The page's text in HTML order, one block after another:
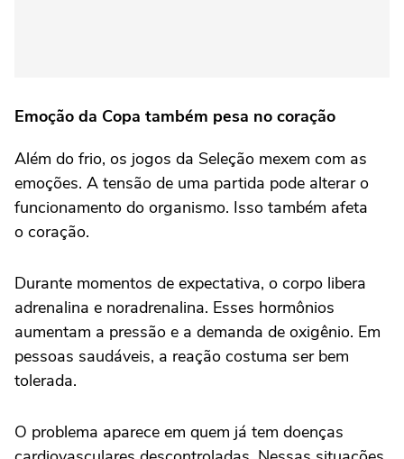
Emoção da Copa também pesa no coração
Além do frio, os jogos da Seleção mexem com as
emoções. A tensão de uma partida pode alterar o
funcionamento do organismo. Isso também afeta
o coração.
Durante momentos de expectativa, o corpo libera
adrenalina e noradrenalina. Esses hormônios
aumentam a pressão e a demanda de oxigênio. Em
pessoas saudáveis, a reação costuma ser bem
tolerada.
O problema aparece em quem já tem doenças